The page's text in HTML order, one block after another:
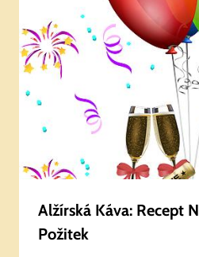
Alžírská Káva: Recept
Požitek